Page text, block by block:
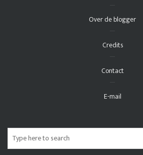
Over de blogger
Credits
Contact
E-mail